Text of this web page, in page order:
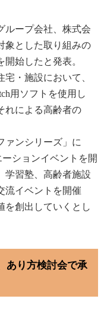
ループ会社、株式会
象とした取り組みの
始したと発表。
・施設において、
用ソフトを使用し
れによる高齢者の
ァンシリーズ」に
ションイベントを開
学習塾、高齢者施設
流イベントを開催
を創出していくとし
あり方検討会で承